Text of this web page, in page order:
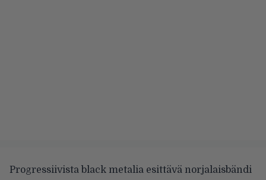
Progressiivista black metalia esittävä norjalaisbändi